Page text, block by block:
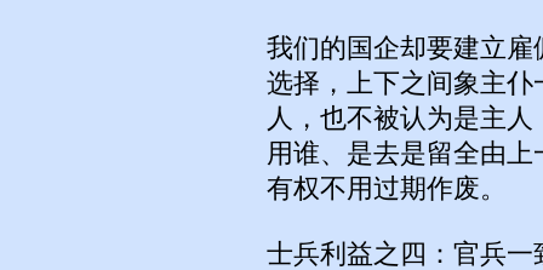
我们的国企却要建立
选择，上下之间象主
人，也不被认为是主
用谁、是去是留全由
有权不用过期作废。
士兵利益之四：官兵